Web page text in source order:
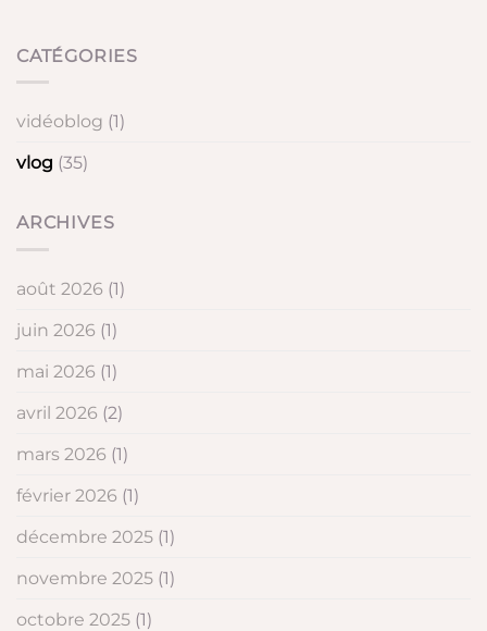
CATÉGORIES
vidéoblog (1)
vlog (35)
ARCHIVES
août 2026 (1)
juin 2026 (1)
mai 2026 (1)
avril 2026 (2)
mars 2026 (1)
février 2026 (1)
décembre 2025 (1)
novembre 2025 (1)
octobre 2025 (1)